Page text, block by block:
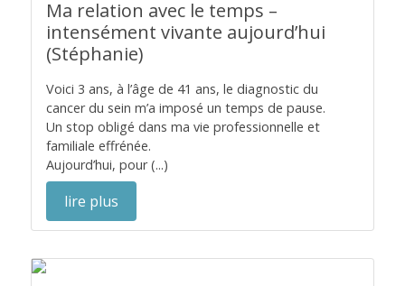
Ma relation avec le temps –
intensément vivante aujourd’hui
(Stéphanie)
Voici 3 ans, à l’âge de 41 ans, le diagnostic du
cancer du sein m’a imposé un temps de pause.
Un stop obligé dans ma vie professionnelle et
familiale effrénée.
Aujourd’hui, pour (...)
lire plus